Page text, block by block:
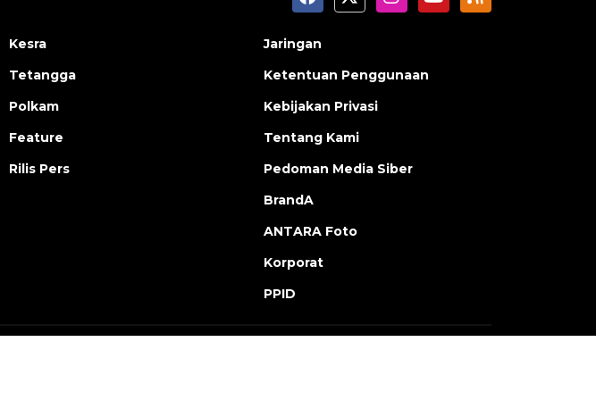
Kesra
Tetangga
Polkam
Feature
Rilis Pers
Jaringan
Ketentuan Penggunaan
Kebijakan Privasi
Tentang Kami
Pedoman Media Siber
BrandA
ANTARA Foto
Korporat
PPID